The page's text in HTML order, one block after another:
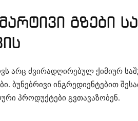
გზები
არც ძვირადღირებულ ქიმიურ
ბუნებრივი ინგრედიენტებით
პროდუქტები გვთავაზობენ.